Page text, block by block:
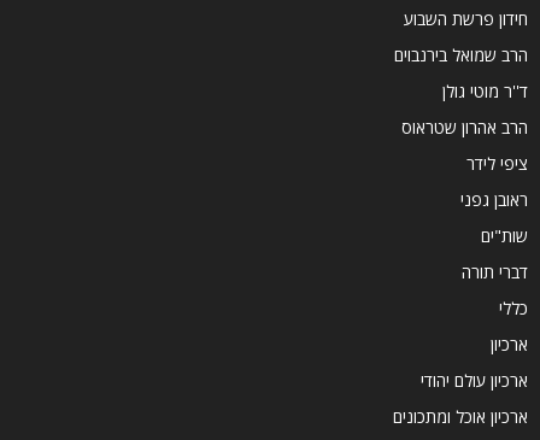
חידון פרשת השבוע
הרב שמואל בירנבוים
ד''ר מוטי גולן
הרב אהרון שטראוס
ציפי לידר
ראובן גפני
שות"ים
דברי תורה
כללי
ארכיון
ארכיון עולם יהודי
ארכיון אוכל ומתכונים